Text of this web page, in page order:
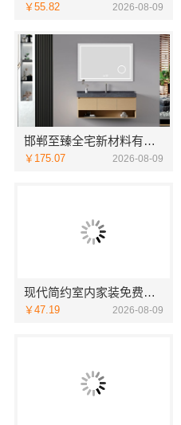
￥55.82 2026-08-09
邯郸至臻全宅新材料有限公司，复兴智慧改造专家
￥175.07 2026-08-09
现代简约室内家装免费设计，福建尚艺空间新材料科技价格参考
￥47.19 2026-08-09